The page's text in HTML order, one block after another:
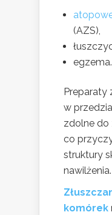
(AZS),
egzema.
Preparaty
w
zdolne do
co
struktury
nawilżenia.
komórek